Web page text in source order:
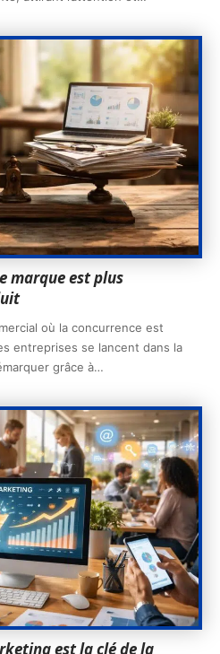
marque est plus
où la concurrence est
entreprises se lancent dans la
grâce à…
est la clé de la